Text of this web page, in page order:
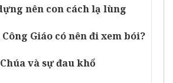
nên con cách lạ lùng
Giáo có nên đi xem bói?
và sự đau khổ